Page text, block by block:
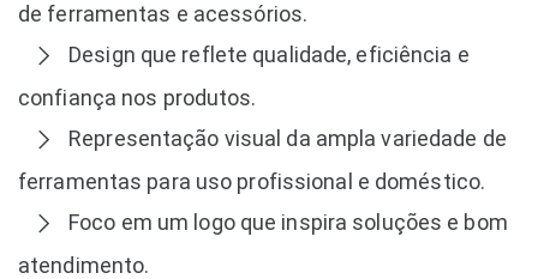
de ferramentas e acessórios.
Design que reflete qualidade, eficiência e
confiança nos produtos.
Representação visual da ampla variedade de
ferramentas para uso profissional e doméstico.
Foco em um logo que inspira soluções e bom
atendimento.